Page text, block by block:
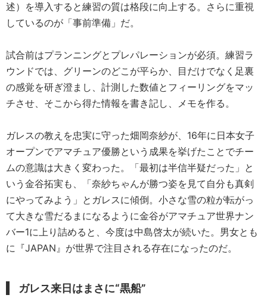
述）を導入すると練習の質は格段に向上する。さらに重視
しているのが「事前準備」だ。
試合前はプランニングとプレパレーションが必須。練習ラ
ウンドでは、グリーンのどこが平らか、目だけでなく足裏
の感覚を研ぎ澄まし、計測した数値とフィーリングをマッ
チさせ、そこから得た情報を書き記し、メモを作る。
ガレスの教えを忠実に守った畑岡奈紗が、16年に日本女子
オープンでアマチュア優勝という成果を挙げたことでチー
ムの意識は大きく変わった。「最初は半信半疑だった」と
いう金谷拓実も、「奈紗ちゃんが勝つ姿を見て自分も真剣
にやってみよう」とガレスに傾倒。小さな雪の粒が転がっ
て大きな雪だるまになるように金谷がアマチュア世界ナン
バー1に上り詰めると、今度は中島啓太が続いた。男女とも
に『JAPAN』が世界で注目される存在になったのだ。
ガレス来日はまさに“黒船”